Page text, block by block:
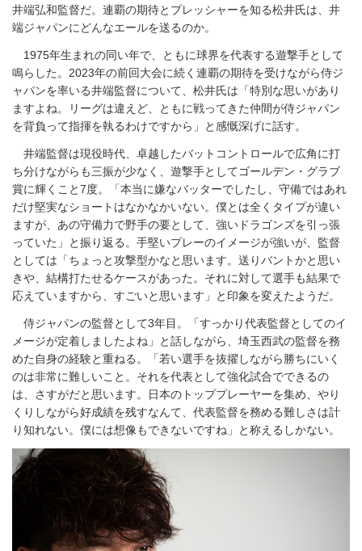
井端弘和監督だ。連覇の期待とプレッシャーを知る松井氏は、井
端ジャパンにどんなエールを送るのか。
1975年生まれの同い年で、ともに球界を代表する遊撃手として
鳴らした。2023年の前回大会に続く連覇の期待を受けながら侍ジ
ャパンを率いる井端監督について、松井氏は「特別な思いがあり
ますよね。リーグは違えど、ともに戦ってきた仲間が侍ジャパン
を背負って指揮を執るわけですから」と感慨深げに話す。
井端監督は現役時代、卓越したバットコントロールで広角に打
ち分けながらも三振が少なく、遊撃手としてゴールデン・グラブ
賞に輝くこと7度。「本当に嫌なバッターでしたし、守備ではあれ
だけ堅実なショートはなかなかいない。僕とは全くタイプが違い
ますが、あの守備力で野手の要として、強いドラゴンズを引っ張
っていた」と振り返る。手堅いプレーのイメージが強いが、監督
としては「ちょっと攻撃型かなと思います。送りバントかと思い
きや、結構打たせるケースがあった。それに対して選手も結果で
応えていますから、すごいと思います」と印象を変えたようだ。
侍ジャパンの監督として3年目。「すっかり代表監督としてのイ
メージが定着しましたよね」と話しながら、埼玉西武の監督を務
めた自身の経験と重ねる。「若い選手を抜擢しながら勝ちにいく
のは非常に難しいこと。それを代表として強化試合でできるの
は、さすがだと思います。日本のトッププレーヤーを集め、やり
くりしながら好成績を残すなんて、代表監督を務める難しさは計
り知れない。僕には想像もできないですね」と称えるしかない。